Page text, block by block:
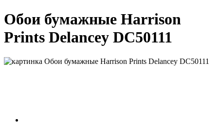
Обои бумажные Harrison
Prints Delancey DC50111